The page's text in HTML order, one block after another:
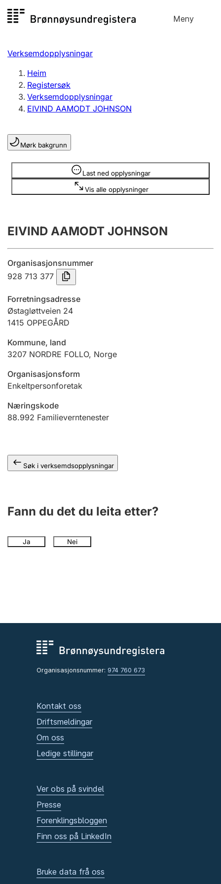
til
Meny
Registersøk
Aksjeselskap
Enkeltpersonføretak
Registrere, endre, slette
Lag og foreining
Registrere, endre, slette
Innsending og forseinkingsgebyr
Tinglysing
Jeger
Ektepaktrettleiaren
Andre tema
Verksemdopplysningar
Heim
Registersøk
Verksemdopplysningar
EIVIND AAMODT JOHNSON
Mørk bakgrunn
Last ned opplysningar
Vis alle opplysninger
Opplysninger er skjult
EIVIND AAMODT JOHNSON
Organisasjonsnummer
928 713 377
Forretningsadresse
Østagløttveien 24
1415 OPPEGÅRD
Kommune, land
3207 NORDRE FOLLO, Norge
Organisasjonsform
Enkeltpersonforetak
Næringskode
88.992 Familieverntenester
Søk i verksemdsopplysningar
Fann du det du leita etter?
Ja Nei
Organisasjonsnummer: 974 760 673
Kontakt oss
Driftsmeldingar
Om oss
Ledige stillingar
Ver obs på svindel
Presse
Forenklingsbloggen
Finn oss på LinkedIn
Bruke data frå oss